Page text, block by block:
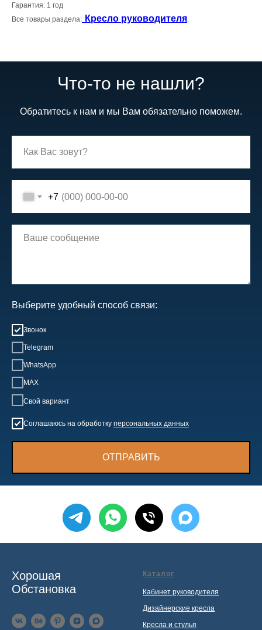
Гарантия: 1 год
Все товары раздела: Кресло руководителя.
Что-то не нашли?
Обратитесь к нам и мы Вам обязательно поможем.
+7
Выберите удобный способ связи:
Звонок
Telegram
WhatsApp
MAX
Свой вариант
Соглашаюсь на обработку персональных данных
ОТПРАВИТЬ
Хорошая
Обстановка
Каталог
Кабинет руководителя
Дизайнерские кресла
Кресла и стулья